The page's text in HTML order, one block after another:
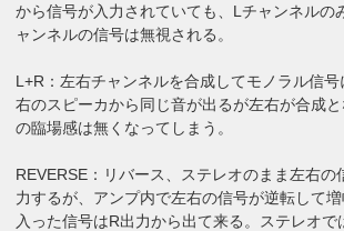
から信号が入力されていても、Lチャンネルの
ャンネルの信号は無視される。
L+R：左右チャンネルを合成してモノラル信
右のスピーカから同じ音が出るが左右が合成
の臨場感は無くなってしまう。
REVERSE：リバース、ステレオのまま左右の
力するが、アンプ内で左右の信号が逆転して
入った信号はR出力から出て来る。ステレオで